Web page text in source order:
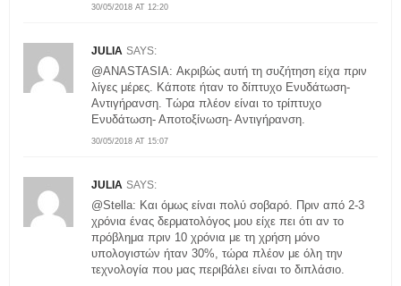
30/05/2018 AT 12:20
JULIA SAYS:
30/05/2018 AT 15:07
@ANASTASIA: Ακριβώς αυτή τη συζήτηση είχα πριν
λίγες μέρες. Κάποτε ήταν το δίπτυχο Ενυδάτωση-
Αντιγήρανση. Τώρα πλέον είναι το τρίπτυχο
Ενυδάτωση- Αποτοξίνωση- Αντιγήρανση.
JULIA SAYS:
@Stella: Και όμως είναι πολύ σοβαρό. Πριν από 2-3
χρόνια ένας δερματολόγος μου είχε πει ότι αν το
πρόβλημα πριν 10 χρόνια με τη χρήση μόνο
υπολογιστών ήταν 30%, τώρα πλέον με όλη την
τεχνολογία που μας περιβάλει είναι το διπλάσιο.